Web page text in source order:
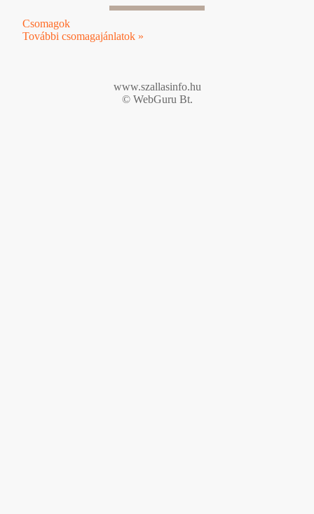
Csomagok
További csomagajánlatok »
www.szallasinfo.hu
© WebGuru Bt.